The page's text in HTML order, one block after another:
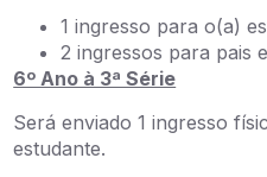
1 ingresso para o(a)
2 ingressos para pais
6º Ano à 3ª Série
Será enviado 1 ingresso
estudante.